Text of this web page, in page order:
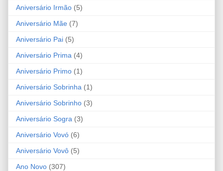
Aniversário Irmão (5)
Aniversário Mãe (7)
Aniversário Pai (5)
Aniversário Prima (4)
Aniversário Primo (1)
Aniversário Sobrinha (1)
Aniversário Sobrinho (3)
Aniversário Sogra (3)
Aniversário Vovó (6)
Aniversário Vovô (5)
Ano Novo (307)